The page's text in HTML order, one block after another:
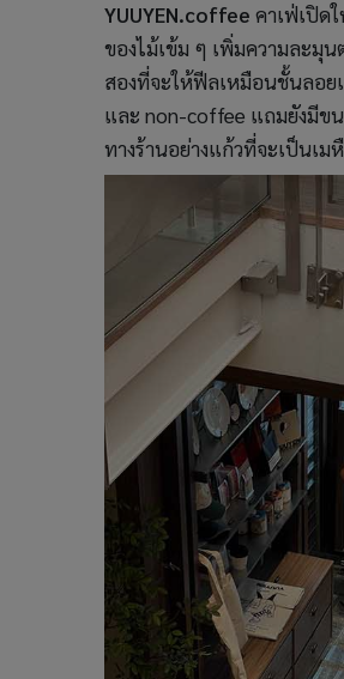
YUUYEN.coffee คาเฟ่เปิด
ของไม้เข้ม ๆ เพิ่มความละมุ
สองที่จะให้ฟีลเหมือนชั้นลอย
และ non-coffee แถมยังมีข
ทางร้านอย่างแก้วที่จะเป็นเ